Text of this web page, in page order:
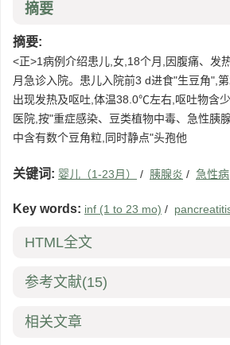
摘要
摘要:
<正>1病例介绍患儿,女,18个月,因腹痛、发
月急诊入院。患儿入院前3 d进食"生豆角",
出现发热及呕吐,体温38.0℃左右,呕吐物含
医院,按"重症感染、豆类植物中毒、急性胰
中含有数个豆角粒,同时静点"头孢他
关键词: 婴儿（1-23月） / 胰腺炎 / 急性病
Key words: inf (1 to 23 mo) /
HTML全文
参考文献(15)
相关文章